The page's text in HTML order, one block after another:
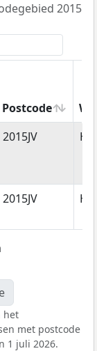
2015
Postcode
Postcode
2015JV
2015JV
het
met postcode
1 juli 2026.